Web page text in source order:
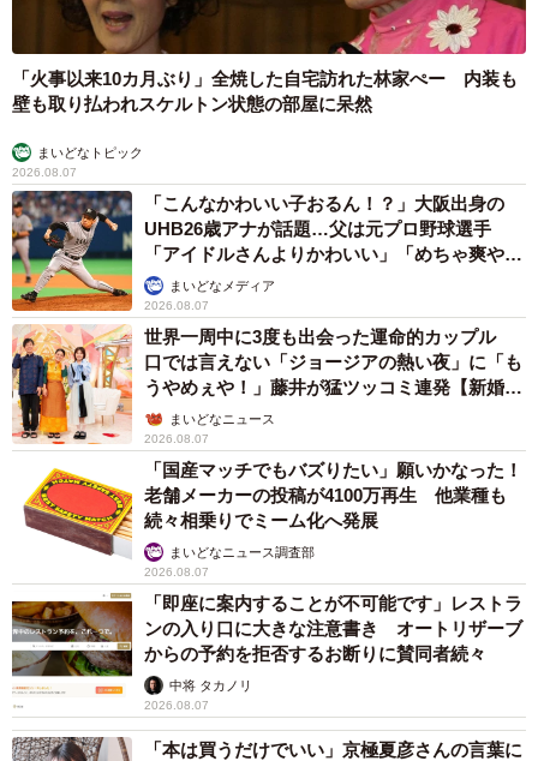
「火事以来10カ月ぶり」全焼した自宅訪れた林家ぺー 内装も
壁も取り払われスケルトン状態の部屋に呆然
まいどなトピック
2026.08.07
「こんなかわいい子おるん！？」大阪出身の
UHB26歳アナが話題…父は元プロ野球選手
「アイドルさんよりかわいい」「めちゃ爽や
か」まいどなメディア
2026.08.07
世界一周中に3度も出会った運命的カップル
口では言えない「ジョージアの熱い夜」に「も
うやめぇや！」藤井が猛ツッコミ連発【新婚さ
ん】まいどなニュース
2026.08.07
「国産マッチでもバズりたい」願いかなった！
老舗メーカーの投稿が4100万再生 他業種も
続々相乗りでミーム化へ発展
まいどなニュース調査部
2026.08.07
「即座に案内することが不可能です」レストラ
ンの入り口に大きな注意書き オートリザーブ
からの予約を拒否するお断りに賛同者続々
中将 タカノリ
2026.08.07
「本は買うだけでいい」京極夏彦さんの言葉に